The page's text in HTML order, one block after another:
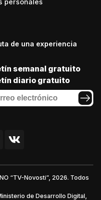
personales
de una experiencia
semanal gratuito
diario gratuito
“TV-Novosti”, 2026. Todos
de Desarrollo Digital,